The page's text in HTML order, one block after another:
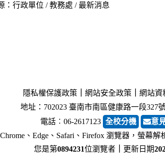
：行政單位 / 教務處 / 最新消息
隱私權保護政策 網站安全政策
網站資
地址：702023 臺南市南區健康路一段327
電話︰06-2617123 全校分機
意
、Edge、Safari、Firefox 瀏覽器，螢幕解
您是第0894231位瀏覽者 更新日期